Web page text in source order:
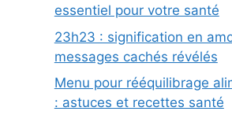
essentiel pour votre santé
23h23 : signification en
messages cachés révélés
Menu pour rééquilibrage
: astuces et recettes santé